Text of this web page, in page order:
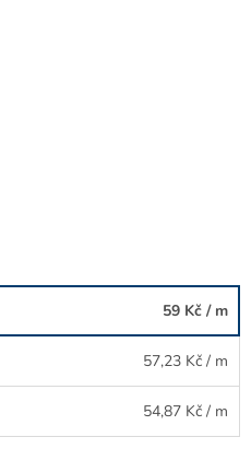
59 Kč / m
57,23 Kč / m
54,87 Kč / m